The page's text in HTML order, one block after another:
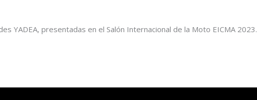
YADEA, presentadas en el Salón Internacional de la Moto EICMA 2023.